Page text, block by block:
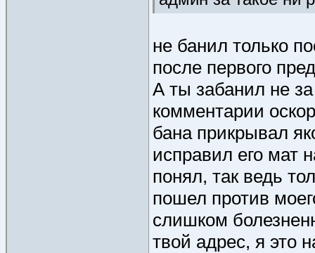
не банил только
после первого
А ты забанил не
комментарии
бана прикрывал
исправил его мат
понял, так ведь
пошел против
слишком
твой адрес, я это